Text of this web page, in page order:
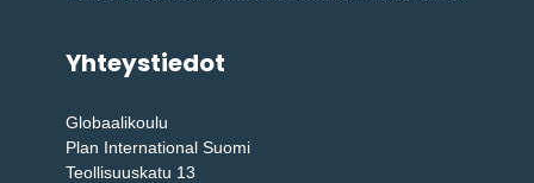
Yhteystiedot
Globaalikoulu
Plan International Suomi
Teollisuuskatu 13